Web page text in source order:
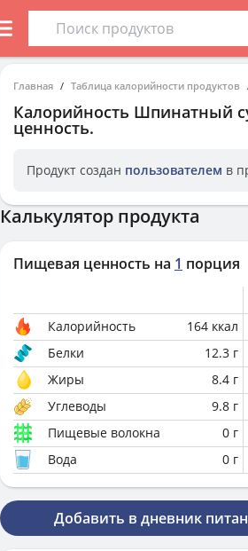
Главная Таблица калорийности продуктов
Калорийность Шпинатный
ценность.
Продукт создан пользователем в
Калькулятор продукта
Пищевая ценность на 1 порция
Калорийность 164 ккал
Белки
12.3 г
Жиры
8.4 г
Углеводы
9.8 г
Пищевые волокна
0 г
Вода
0 г
Добавить в дневник